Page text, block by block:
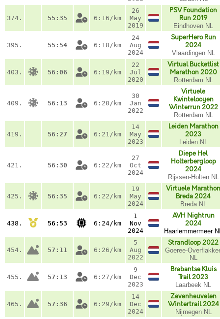
374. 55:35 6:16/km
26
May
2019
PSV Foundation
Run 2019
Eindhoven NL
395. 55:54 6:18/km
24
Aug
2024
SuperHero Run
2024
Vlaardingen NL
403. 56:06 6:19/km
22
Jul
2020
Virtual Bucketlist
Marathon 2020
Rotterdam NL
409. 56:13 6:20/km
30
Jan
2022
Virtuele
Kwintelooyen
Winterrun 2022
Rotterdam NL
419. 56:27 6:21/km
14
May
2023
Leiden Marathon
2023
Leiden NL
421. 56:30 6:22/km
27
Oct
2024
Diepe Hel
Holterbergloop
2024
Rijssen-Holten NL
425. 56:35 6:22/km
19
May
2024
Virtuele Marathon
Breda 2024
Breda NL
438. 56:53 6:24/km
1
Nov
2024
AVH Nightrun
2024
Haarlemmermeer
454. 57:11 6:26/km
5
Aug
2022
Strandloop 2022
Goeree-
NL
455. 57:13 6:27/km
9
Dec
2023
Brabantse Kluis
Trail 2023
Laarbeek NL
465. 57:36 6:29/km
14
Dec
2024
Zevenheuvelen
Wintertrail 2024
Nijmegen NL